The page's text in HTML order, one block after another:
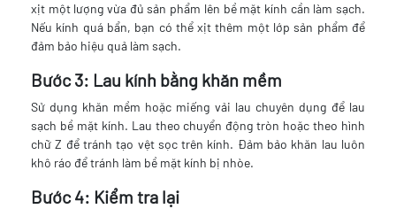
xịt một lượng vừa đủ sản phẩm lên bề mặt kính cần làm sạch.
Nếu kính quá bẩn, bạn có thể xịt thêm một lớp sản phẩm để
đảm bảo hiệu quả làm sạch.
Bước 3: Lau kính bằng khăn mềm
Sử dụng khăn mềm hoặc miếng vải lau chuyên dụng để lau
sạch bề mặt kính. Lau theo chuyển động tròn hoặc theo hình
chữ Z để tránh tạo vệt sọc trên kính. Đảm bảo khăn lau luôn
khô ráo để tránh làm bề mặt kính bị nhòe.
Bước 4: Kiểm tra lại